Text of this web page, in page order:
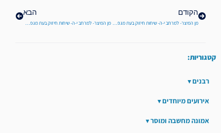
הקודם
מן המיצר- למרחב י-ה- שיחות חיזוק בעת מגפת הקורונה
הבא
מן המיצר- למרחב י-ה- שיחות חיזוק בעת מגפת הקורונה
קטגוריות:
רבנים
אירועים מיוחדים
אמונה מחשבה ומוסר